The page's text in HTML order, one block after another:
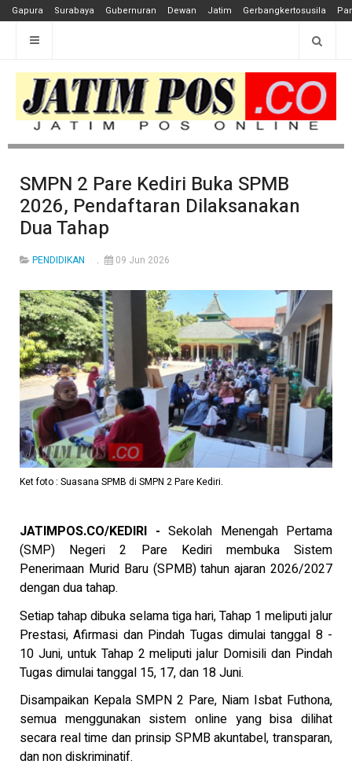
Gapura Surabaya Gubernuran Dewan Jatim Gerbangkertosusila
SMPN 2 Pare Kediri Buka SPMB
2026, Pendaftaran Dilaksanakan
Dua Tahap
PENDIDIKAN 09 Jun 2026
Ket foto : Suasana SPMB di SMPN 2 Pare Kediri.
JATIMPOS.CO/KEDIRI - Sekolah Menengah Pertama
(SMP) Negeri 2 Pare Kediri membuka Sistem
Penerimaan Murid Baru (SPMB) tahun ajaran 2026/2027
dengan dua tahap.
Setiap tahap dibuka selama tiga hari, Tahap 1 meliputi jalur
Prestasi, Afirmasi dan Pindah Tugas dimulai tanggal 8 -
10 Juni, untuk Tahap 2 meliputi jalur Domisili dan Pindah
Tugas dimulai tanggal 15, 17, dan 18 Juni.
Disampaikan Kepala SMPN 2 Pare, Niam Isbat Futhona,
semua menggunakan sistem online yang bisa dilihat
secara real time dan prinsip SPMB akuntabel, transparan,
dan non diskriminatif.